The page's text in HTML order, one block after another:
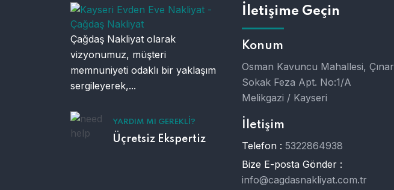
Çağdaş Nakliyat olarak
vizyonumuz, müşteri
memnuniyeti odaklı bir yaklaşım
sergileyerek,...
YARDIM MI GEREKLI?
Üçretsiz Ekspertiz
İletişime Geçin
Konum
Osman Kavuncu Mahallesi, Çınar
Sokak Feza Apt. No:1/A
Melikgazi / Kayseri
İletişim
Telefon : 5322864938
Bize E-posta Gönder :
info@cagdasnakliyat.com.tr